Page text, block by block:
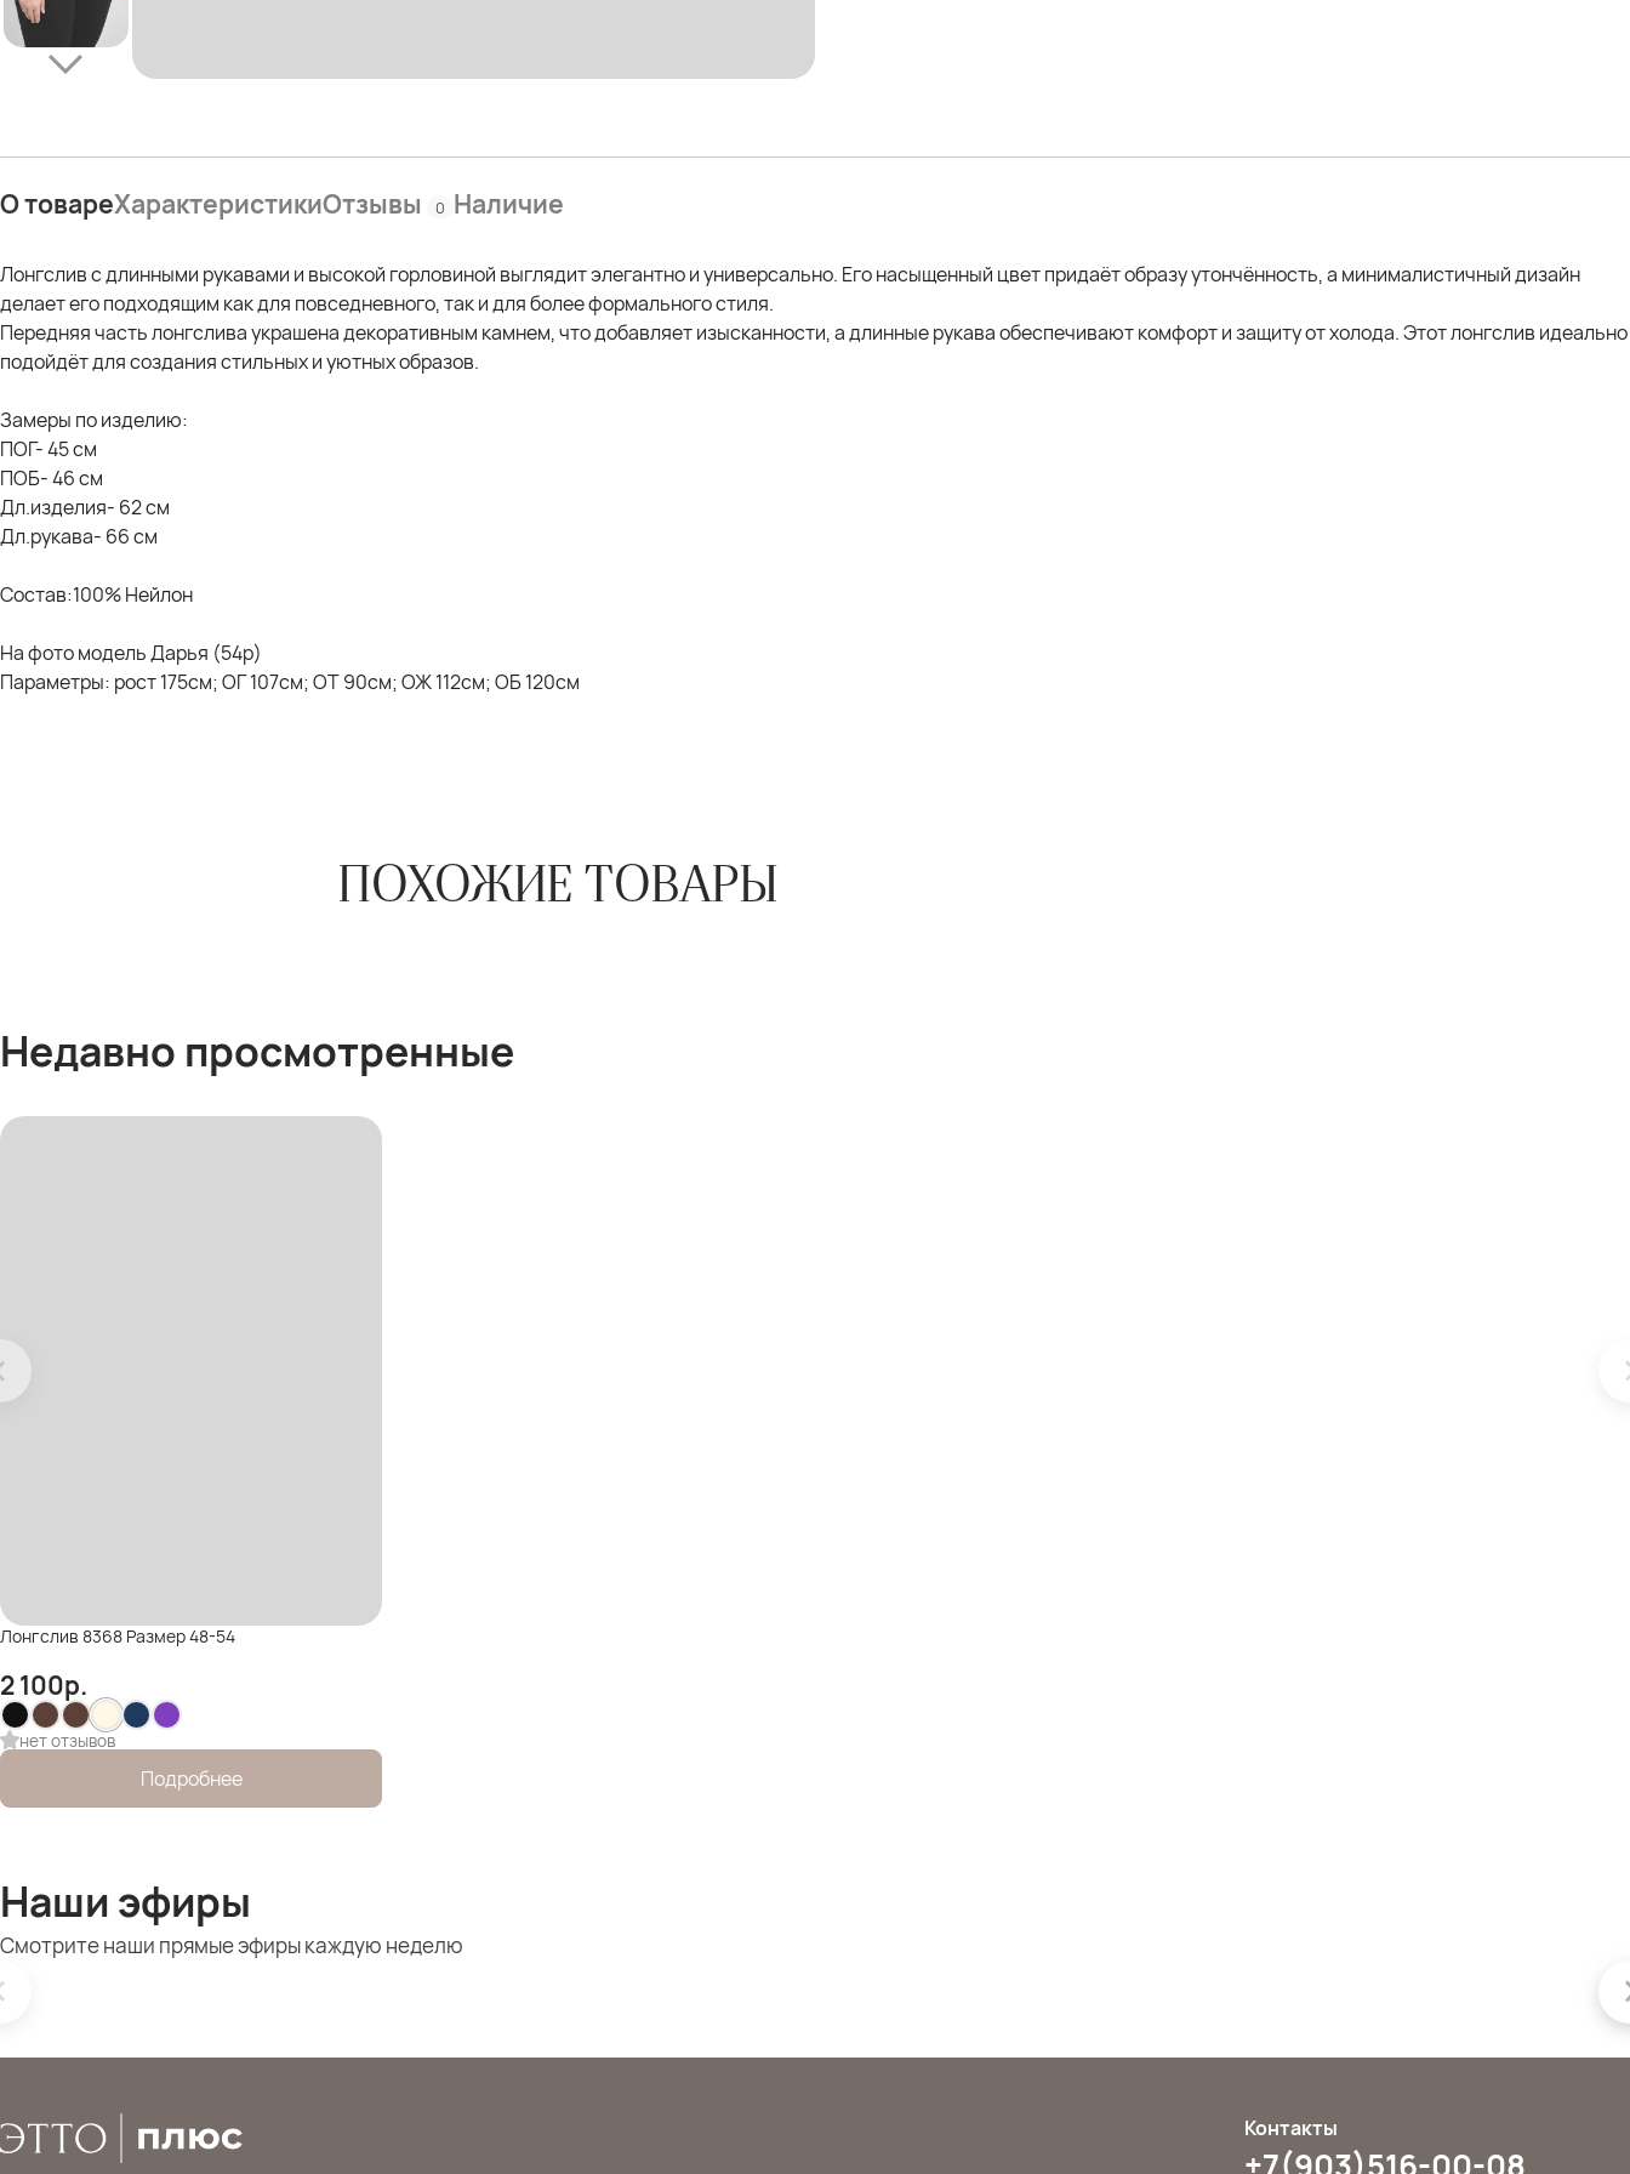
О товареХарактеристикиОтзывы 0 Наличие
Лонгслив с длинными рукавами и высокой горловиной выглядит элегантно и универсально. Его насыщенный цвет придаёт образу утончённость, а минималистичный дизайн
делает его подходящим как для повседневного, так и для более формального стиля.
Передняя часть лонгслива украшена декоративным камнем, что добавляет изысканности, а длинные рукава обеспечивают комфорт и защиту от холода. Этот лонгслив идеально
подойдёт для создания стильных и уютных образов.
Замеры по изделию:
ПОГ- 45 см
ПОБ- 46 см
Дл.изделия- 62 см
Дл.рукава- 66 см
Состав:100% Нейлон
На фото модель Дарья (54р)
Параметры: рост 175см; ОГ 107см; ОТ 90см; ОЖ 112см; ОБ 120см
ПОХОЖИЕ ТОВАРЫ
Недавно просмотренные
Лонгслив 8368 Размер 48-54
2 100р.
нет отзывов
Подробнее
Наши эфиры
Смотрите наши прямые эфиры каждую неделю
Контакты
+7(903)516-00-08